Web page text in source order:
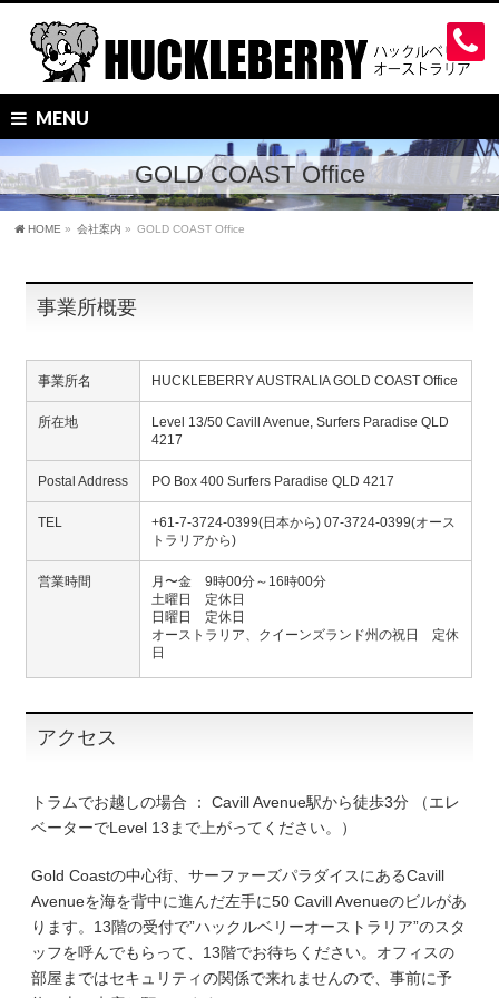
MENU
GOLD COAST Office
HOME » 会社案内 » GOLD COAST Office
事業所概要
事業所名 HUCKLEBERRY AUSTRALIA GOLD COAST Office
所在地
Level 13/50 Cavill Avenue, Surfers Paradise QLD
4217
Postal Address PO Box 400 Surfers Paradise QLD 4217
TEL
+61-7-3724-0399(日本から) 07-3724-0399(オース
トラリアから)
営業時間
月〜金 9時00分～16時00分
土曜日 定休日
日曜日 定休日
オーストラリア、クイーンズランド州の祝日 定休
日
アクセス
トラムでお越しの場合 ： Cavill Avenue駅から徒歩3分 （エレ
ベーターでLevel 13まで上がってください。）
Gold Coastの中心街、サーファーズパラダイスにあるCavill
Avenueを海を背中に進んだ左手に50 Cavill Avenueのビルがあ
ります。13階の受付で”ハックルベリーオーストラリア”のスタ
ッフを呼んでもらって、13階でお待ちください。オフィスの
部屋まではセキュリティの関係で来れませんので、事前に予